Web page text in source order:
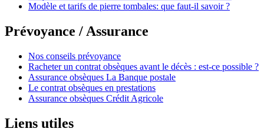
Modèle et tarifs de pierre tombales: que faut-il savoir ?
Prévoyance / Assurance
Nos conseils prévoyance
Racheter un contrat obsèques avant le décès : est-ce possible ?
Assurance obsèques La Banque postale
Le contrat obsèques en prestations
Assurance obsèques Crédit Agricole
Liens utiles